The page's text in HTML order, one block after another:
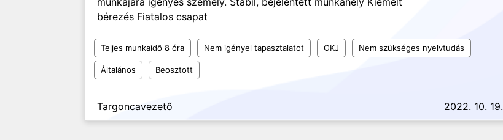
bérezés Fiatalos csapat
Teljes munkaidő 8 óra Nem igényel tapasztalatot OKJ Nem szükséges nyelvtudás
Általános Beosztott
Targoncavezető 2022. 10. 19.